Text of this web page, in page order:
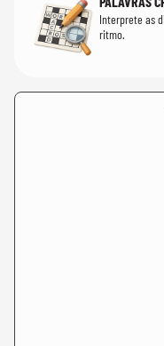
Interprete as
ritmo.